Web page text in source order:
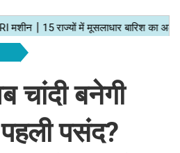
चांदी बनेगी
पसंद?